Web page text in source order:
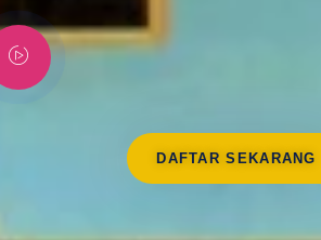
DAFTAR SEKARANG